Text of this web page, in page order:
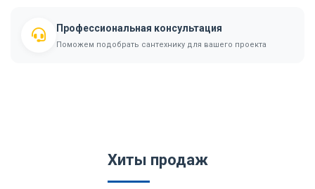
Профессиональная консультация
Поможем подобрать сантехнику для вашего проекта
Хиты продаж